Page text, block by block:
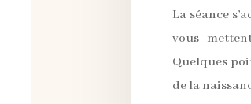
La séance
vous
Quelques
de la